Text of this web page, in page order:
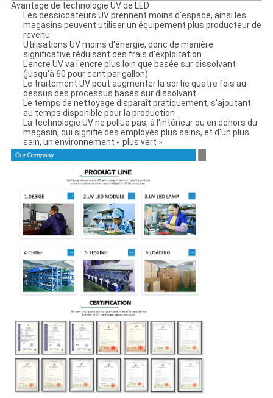
Avantage de technologie UV de LED
Les dessiccateurs UV prennent moins d'espace, ainsi les
magasins peuvent utiliser un équipement plus producteur de
revenu
Utilisations UV moins d'énergie, donc de manière
significative réduisant des frais d'exploitation
L'encre UV va l'encre plus loin que basée sur dissolvant
(jusqu'à 60 pour cent par gallon)
Le traitement UV peut augmenter la sortie quatre fois au-
dessus des processus basés sur dissolvant
Le temps de nettoyage disparaît pratiquement, s'ajoutant
au temps disponible pour la production
La technologie UV ne pollue pas, à l'intérieur ou en dehors du
magasin, qui signifie des employés plus sains, et d'un plus
sain, un environnement « plus vert »